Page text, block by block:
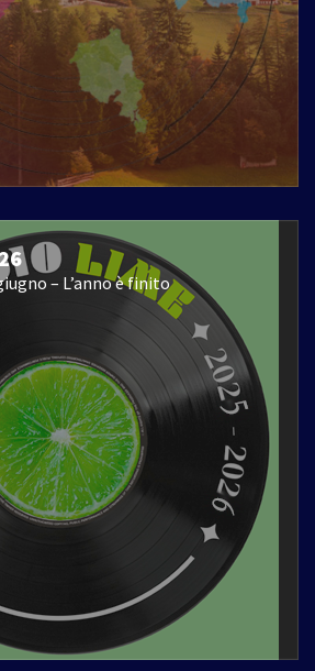
– L’anno è finito